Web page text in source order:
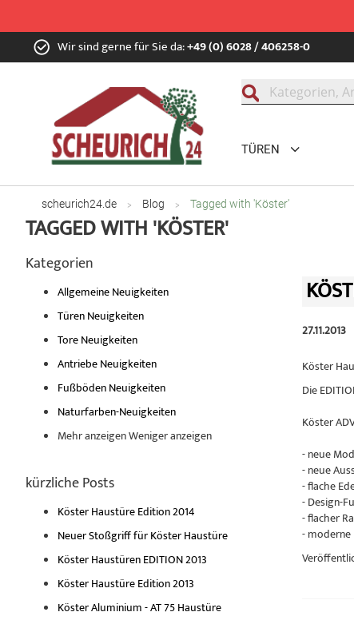
Zum
Inhalt Wir sind gerne für Sie da:+49 (0) 6028 / 406258-0
TÜREN
scheurich24.de Blog Tagged with 'Köster'
TAGGED WITH 'KÖSTER'
27.11.2013
Köster
Die
Köster
- neue
- neue
- flache
- Design-
- flacher
-
Kategorien
Allgemeine Neuigkeiten
Türen Neuigkeiten
Tore Neuigkeiten
Antriebe Neuigkeiten
Fußböden Neuigkeiten
Naturfarben-Neuigkeiten
Mehr anzeigenWeniger anzeigen
kürzliche Posts
Köster Haustüre Edition 2014
Neuer Stoßgriff für Köster Haustüre
Köster Haustüren EDITION 2013
Köster Haustüre Edition 2013
Köster Aluminium - AT 75 Haustüre